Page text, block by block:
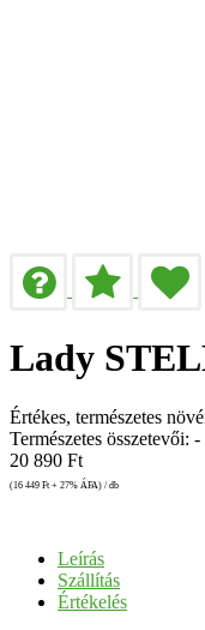
Lady
Értékes, természetes
Természetes
20 890 Ft
(16 449 Ft + 27% ÁFA) / db
Leírás
Szállítás
Értékelés